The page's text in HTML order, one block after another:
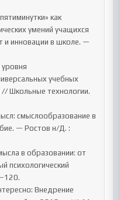
умений учащихся
и инновации в школе. —
учебных
// Школьные технологии.
— Ростов н/Д. :
психологический